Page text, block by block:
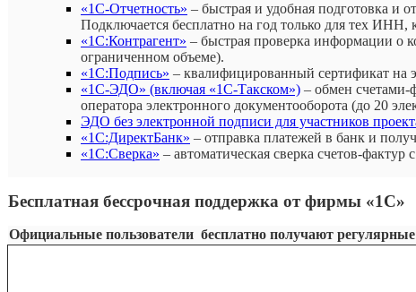
«1С-Отчетность» – быстрая и удобная подготовка и
Подключается бесплатно на год только для тех ИНН,
«1С:Контрагент» – быстрая проверка информации о
ограниченном объеме).
«1С:Подпись» – квалифицированный сертификат на
«1С-ЭДО» (включая «1С-Такском») – обмен
оператора электронного документооборота (до 20
ЭДО без электронной подписи для участников
«1С:ДиректБанк» – отправка платежей в банк и
«1С:Сверка» – автоматическая сверка счетов-
Бесплатная бессрочная поддержка от фирмы «1С»
Официальные пользователи бесплатно получают